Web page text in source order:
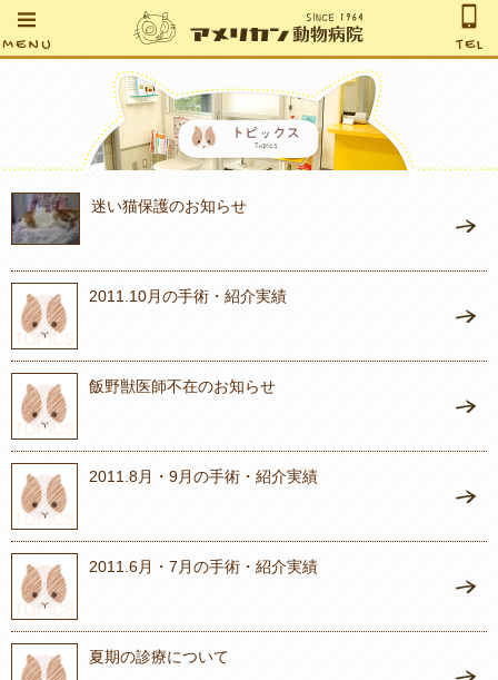
MENU TEL
迷い猫保護のお知らせ
2011.10月の手術・紹介実績
飯野獣医師不在のお知らせ
2011.8月・9月の手術・紹介実績
2011.6月・7月の手術・紹介実績
夏期の診療について